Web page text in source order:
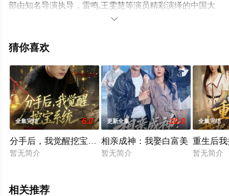
部由知名导演执导，雷鸣,王雯慧等演员精彩演绎的中国大
陆电视剧，大结局剧情已揭晓（1-1全集），手机免费观看
息可移步至豆瓣电视剧、电视猫或剧情网等平台了解。

猜你喜欢
全集完结 6.0
分手后，我觉醒挖宝系统
暂无简介
更新全集 10.0
相亲成神：我娶白富美
暂无简介
全集完结
重生后
暂无简介
相关推荐